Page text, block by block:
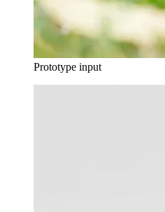
Prototype input